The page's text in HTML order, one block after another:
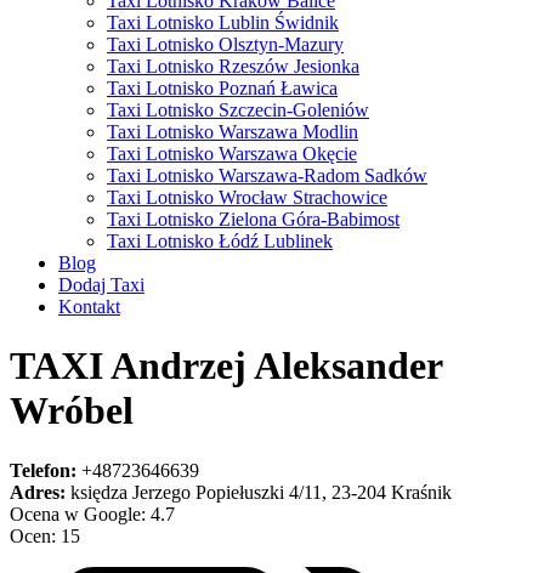
Taxi Lotnisko Lublin Świdnik
Taxi Lotnisko Olsztyn-Mazury
Taxi Lotnisko Rzeszów Jesionka
Taxi Lotnisko Poznań Ławica
Taxi Lotnisko Szczecin-Goleniów
Taxi Lotnisko Warszawa Modlin
Taxi Lotnisko Warszawa Okęcie
Taxi Lotnisko Warszawa-Radom Sadków
Taxi Lotnisko Wrocław Strachowice
Taxi Lotnisko Zielona Góra-Babimost
Taxi Lotnisko Łódź Lublinek
Blog
Dodaj Taxi
Kontakt
TAXI Andrzej Aleksander
Wróbel
Telefon: +48723646639
Adres: księdza Jerzego Popiełuszki 4/11, 23-204 Kraśnik
Ocena w Google: 4.7
Ocen: 15